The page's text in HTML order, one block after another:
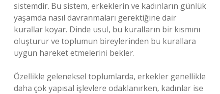
sistemdir. Bu sistem, erkeklerin ve kadınların günlük
yaşamda nasıl davranmaları gerektiğine dair
kurallar koyar. Dinde usul, bu kuralların bir kısmını
oluşturur ve toplumun bireylerinden bu kurallara
uygun hareket etmelerini bekler.
Özellikle geleneksel toplumlarda, erkekler genellikle
daha çok yapısal işlevlere odaklanırken, kadınlar ise